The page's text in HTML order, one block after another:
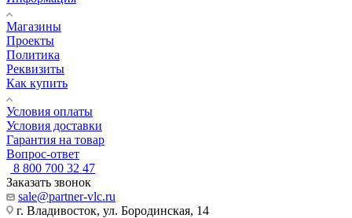
Магазины
Проекты
Политика
Реквизиты
Как купить
Условия оплаты
Условия доставки
Гарантия на товар
Вопрос-ответ
8 800 700 32 47
Заказать звонок
sale@partner-vlc.ru
г. Владивосток, ул. Бородинская, 14